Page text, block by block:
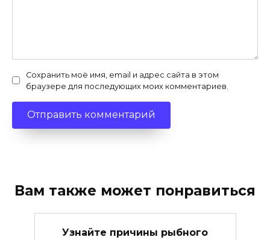
Сохранить моё имя, email и адрес сайта в этом
браузере для последующих моих комментариев.
Вам также может понравиться
Узнайте причины рыбного